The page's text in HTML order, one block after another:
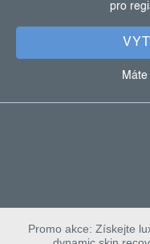
pro
Promo akce: Získejte